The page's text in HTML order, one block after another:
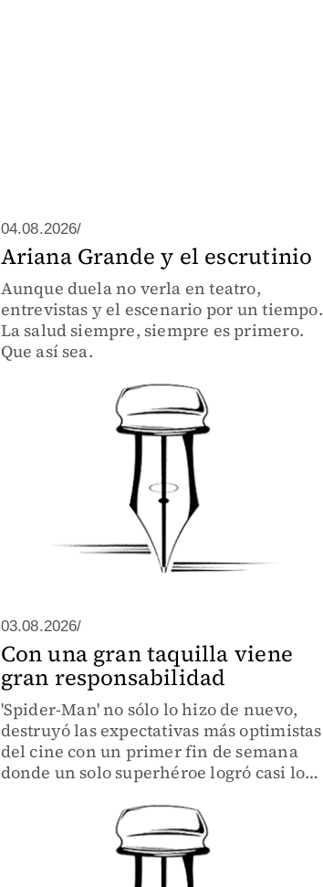
04.08.2026/
Ariana Grande y el escrutinio
Aunque duela no verla en teatro,
entrevistas y el escenario por un tiempo.
La salud siempre, siempre es primero.
Que así sea.
03.08.2026/
Con una gran taquilla viene
gran responsabilidad
'Spider-Man' no sólo lo hizo de nuevo,
destruyó las expectativas más optimistas
del cine con un primer fin de semana
donde un solo superhéroe logró casi lo